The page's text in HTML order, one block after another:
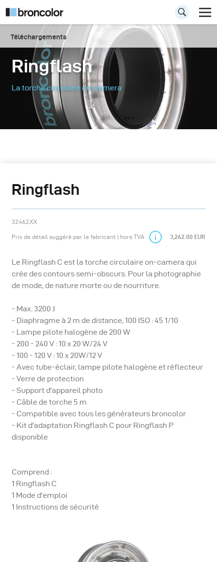
Téléchargements
Ringflash
La torche circulaire on-camera
Ringflash
32.462.XX
Prix de détail suggéré par le fabricant | hors TVA 3,262.00 EUR
Le Ringflash C est la torche circulaire on-camera qui
crée des contours semi-obscurs. Pour la photographie
de mode, de nature morte ou de nourriture.
- Max. 3200 J
- Diaphragme à 2 m de distance, 100 ISO : 45 1/10
- Lampe pilote halogène de 200 W
- 200 - 240 V : 10 x 20 W/24 V
- 100 - 120 V : 10 x 20W/12 V
- Avec tube-éclair, lampe pilote halogène et réflecteur
- Verre de protection
- Support d'appareil photo
- Câble de torche 5 m
- Compatible avec tous les générateurs broncolor
- Kit d'adaptation Ringflash C pour Ringflash P
disponible
Comprend :
1 Ringflash C
1 Mode d'emploi
1 Instructions de sécurité